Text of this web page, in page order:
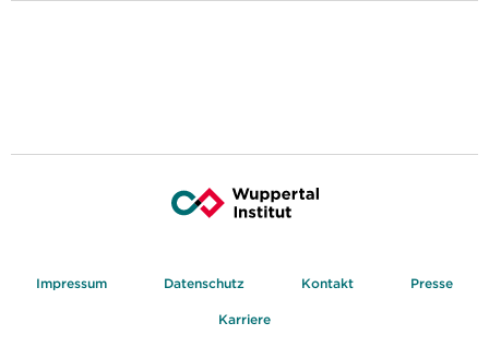
Impressum Datenschutz Kontakt Presse
Karriere